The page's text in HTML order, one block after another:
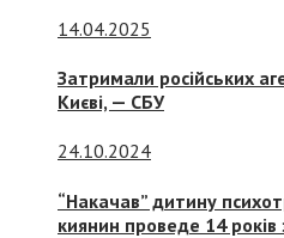
14.04.2025
Затримали російських
Києві, — СБУ
24.10.2024
“Накачав” дитину
киянин проведе 14 років